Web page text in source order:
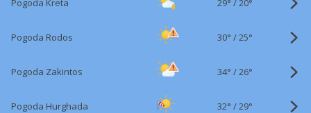
Pogoda Kreta 20°
Pogoda Rodos 30° /25°
Pogoda Zakintos 34° /26°
Pogoda Hurghada 32° /29°